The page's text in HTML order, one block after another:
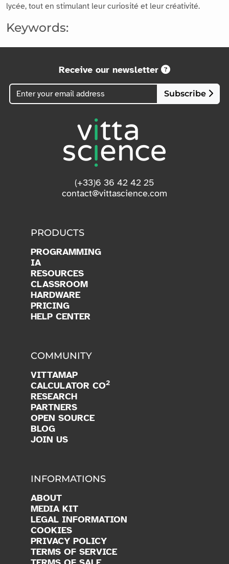
lycée, tout en stimulant leur curiosité et leur créativité.
Keywords:
Receive our newsletter
Subscribe
(+33)6 36 42 42 25
contact@vittascience.com
PRODUCTS
PROGRAMMING
IA
RESOURCES
CLASSROOM
HARDWARE
PRICING
HELP CENTER
COMMUNITY
VITTAMAP
CALCULATOR CO2
RESEARCH
PARTNERS
OPEN SOURCE
BLOG
JOIN US
INFORMATIONS
ABOUT
MEDIA KIT
LEGAL INFORMATION
COOKIES
PRIVACY POLICY
TERMS OF SERVICE